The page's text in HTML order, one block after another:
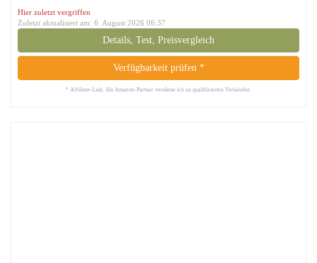
Hier zuletzt vergriffen
Zuletzt aktualisiert am: 6. August 2026 06:37
Details, Test, Preisvergleich
Verfügbarkeit prüfen *
* Affiliate-Link. Als Amazon-Partner verdiene ich an qualifizierten Verkäufen.